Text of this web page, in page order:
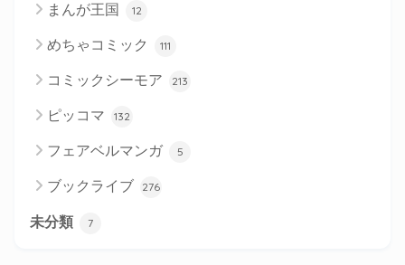
まんが王国 12
めちゃコミック 111
コミックシーモア 213
ピッコマ 132
フェアベルマンガ 5
ブックライブ 276
未分類 7